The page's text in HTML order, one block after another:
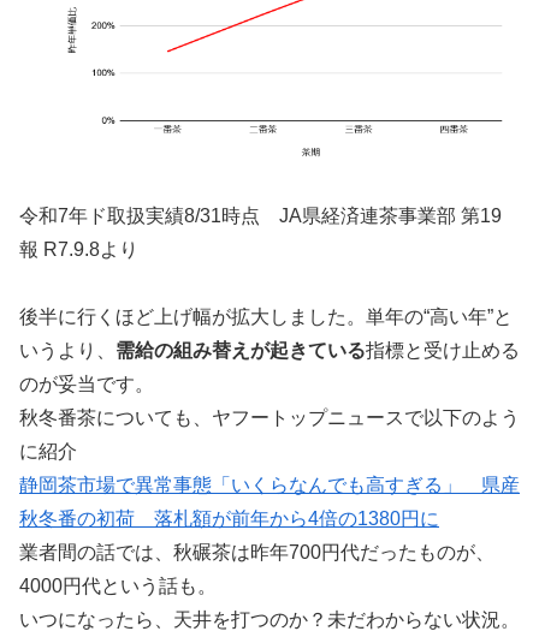
令和7年ド取扱実績8/31時点 JA県経済連茶事業部 第19
報 R7.9.8より
後半に行くほど上げ幅が拡大しました。単年の“高い年”と
いうより、 需給の組み替えが起きている指標と受け止める
のが妥当です。
秋冬番茶についても、ヤフートップニュースで以下のよう
に紹介
静岡茶市場で異常事態「いくらなんでも高すぎる」 県産
秋冬番の初荷 落札額が前年から4倍の1380円に
業者間の話では、秋碾茶は昨年700円代だったものが、
4000円代という話も。
いつになったら、天井を打つのか？未だわからない状況。